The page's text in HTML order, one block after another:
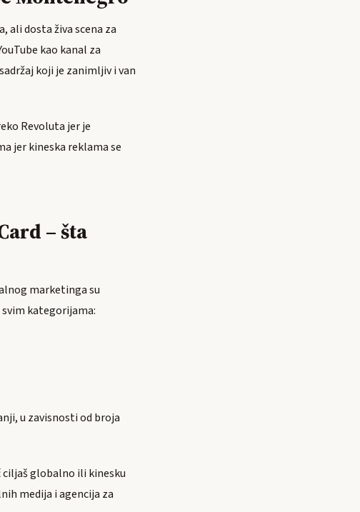
ali dosta živa scena za
kao kanal za
koji je zanimljiv i van
Revoluta jer je
jer kineska reklama se
– šta
marketinga su
svim kategorijama:
u zavisnosti od broja
ciljaš globalno ili kinesku
medija i agencija za